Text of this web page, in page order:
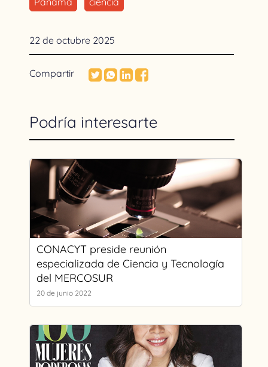
22 de octubre 2025
Compartir
Podría interesarte
CONACYT preside reunión
especializada de Ciencia y Tecnología
del MERCOSUR
20 de junio 2022